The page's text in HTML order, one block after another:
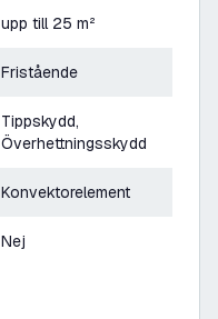
upp till 25 m²
Fristående
Tippskydd,
Överhettningsskydd
Konvektorelement
Nej